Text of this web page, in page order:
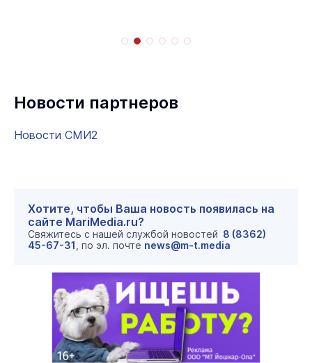
Новости партнеров
Новости СМИ2
Хотите, чтобы Ваша новость появилась на
сайте MariMedia.ru?
Свяжитесь с нашей службой новостей 8 (8362)
45-67-31 , по эл. почте news@m-t.media